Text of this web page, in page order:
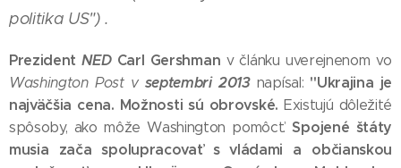
politika US") .
PrezidentNED Carl Gershman v článku uverejnenom vo
Washington Post v septembri 2013 napísal: "Ukrajina je
najväčšia cena. Možnosti sú obrovské.Existujú dôležité
spôsoby, ako môže Washington pomôcť. Spojené štáty
musia zača spolupracovať s vládami a občianskou